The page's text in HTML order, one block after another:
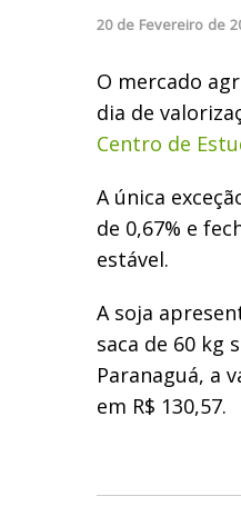
20 de Fevereiro de
O mercado
dia de
Centro de
A única
de 0,67% e
estável.
A soja
saca de 60 kg
Paranaguá, a
em R$ 130,57.